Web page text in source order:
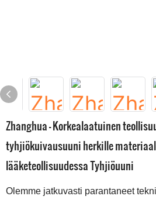
Zhanghua - Korkealaatuinen
tyhjiökuivausuuni herkille
lääketeollisuudessa Tyhjiöuuni
Olemme jatkuvasti parantaneet